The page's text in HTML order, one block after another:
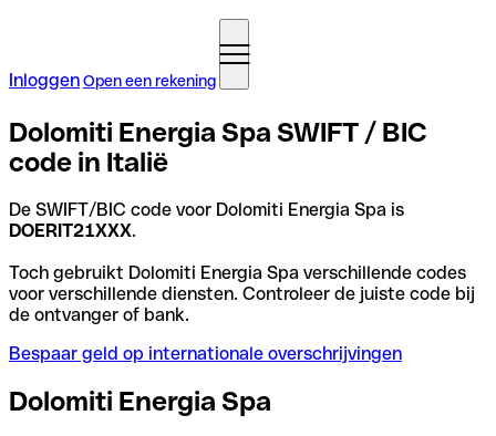
InloggenOpen een rekening
Dolomiti Energia Spa SWIFT / BIC
code in Italië
De SWIFT/BIC code voor Dolomiti Energia Spa is
DOERIT21XXX.
Toch gebruikt Dolomiti Energia Spa verschillende codes
voor verschillende diensten. Controleer de juiste code bij
de ontvanger of bank.
Bespaar geld op internationale overschrijvingen
Dolomiti Energia Spa